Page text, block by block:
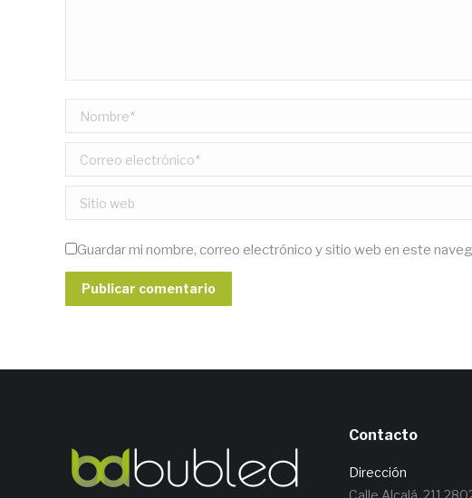
Nombre *
Correo electrónico *
Sitio web
Guardar mi nombre, correo electrónico y sitio web en este
Publicar comentario
Contacto
Dirección